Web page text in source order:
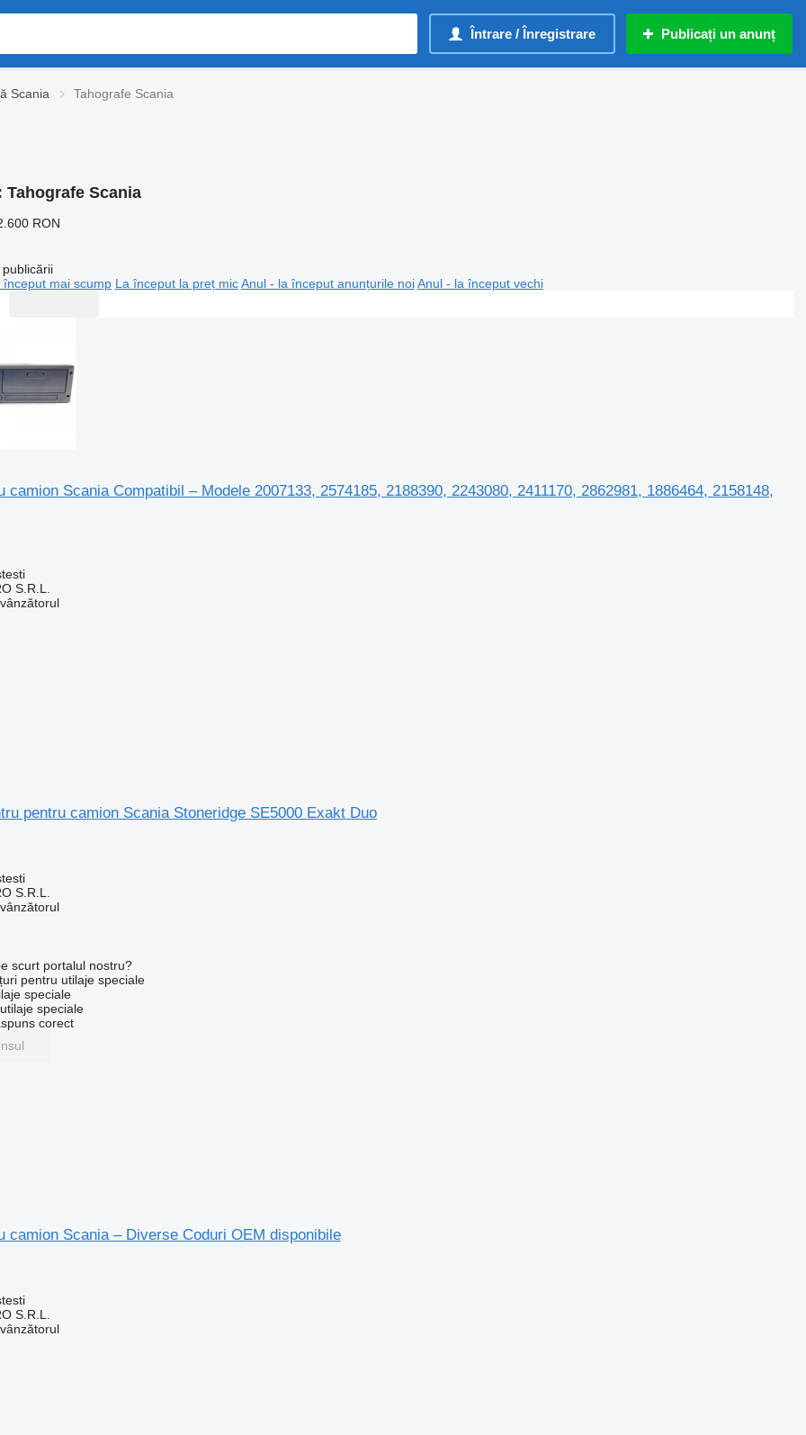
Întrare / Înregistrare Publicați un anunț
Scania Tahografe Scania
Tahografe Scania
RON
publicării
început mai scump La început la preț mic Anul - la început anunțurile noi Anul - la început vechi
camion Scania Compatibil – Modele 2007133, 2574185, 2188390, 2243080, 2411170, 2862981, 1886464, 2158148,
S.R.L.
pentru camion Scania Stoneridge SE5000 Exakt Duo
S.R.L.
scurt portalul nostru?
pentru utilaje speciale
speciale
speciale
corect
camion Scania – Diverse Coduri OEM disponibile
S.R.L.